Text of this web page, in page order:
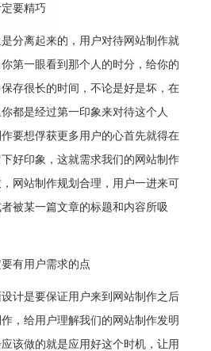
要精巧
分离起来的，用户对待网站制作就
第一眼看到那个人的时分，给你的
存很长的时间，不论是好是坏，在
都是经过第一印象来对待这个人
要想俘获更多用户的心首先就得在
好印象，这就需求我们的网站制作
网站制作规划合理，用户一进来可
被某一篇文章的标题和内容所吸
有用户需求的点
计是要保证用户来到网站制作之后
，给用户理解我们的网站制作发明
该做的就是应用好这个时机，让用